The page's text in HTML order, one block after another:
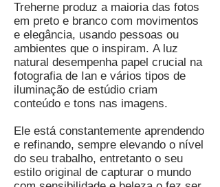
Treherne produz a maioria das fotos
em preto e branco com movimentos
e elegância, usando pessoas ou
ambientes que o inspiram. A luz
natural desempenha papel crucial na
fotografia de Ian e vários tipos de
iluminação de estúdio criam
conteúdo e tons nas imagens.
Ele está constantemente aprendendo
e refinando, sempre elevando o nível
do seu trabalho, entretanto o seu
estilo original de capturar o mundo